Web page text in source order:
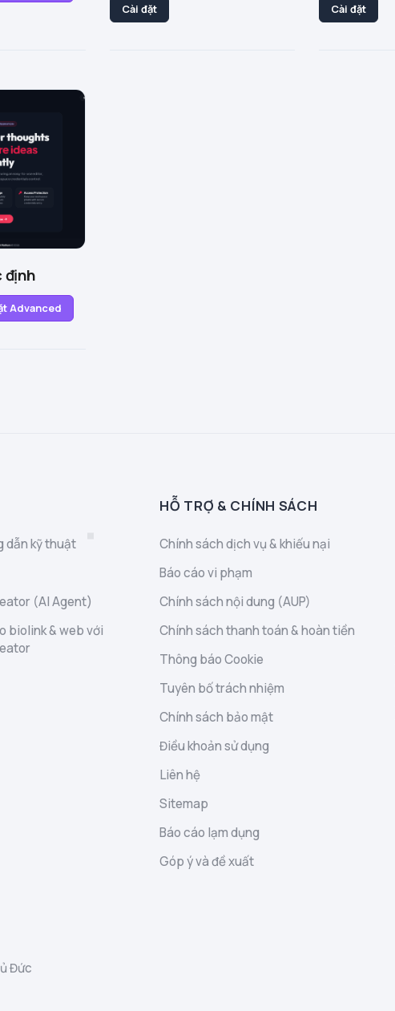
Cài đặt Cài đặt
định
Advanced
dẫn kỹ thuật
(AI Agent)
biolink & web với
HỖ TRỢ & CHÍNH SÁCH
Chính sách dịch vụ & khiếu nại
Báo cáo vi phạm
Chính sách nội dung (AUP)
Chính sách thanh toán & hoàn tiền
Thông báo Cookie
Tuyên bố trách nhiệm
Chính sách bảo mật
Điều khoản sử dụng
Liên hệ
Sitemap
Báo cáo lạm dụng
Góp ý và đề xuất
Đức